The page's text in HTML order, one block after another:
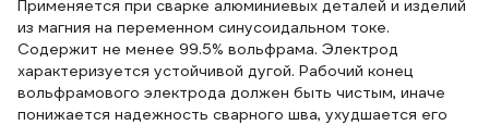
Применяется при сварке алюминиевых деталей и изделий
из магния на переменном синусоидальном токе.
Содержит не менее 99.5% вольфрама. Электрод
характеризуется устойчивой дугой. Рабочий конец
вольфрамового электрода должен быть чистым, иначе
понижается надежность сварного шва, ухудшается его